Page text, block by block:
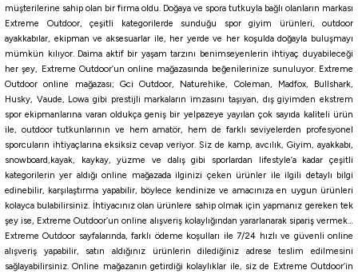
müşterilerine sahip olan bir firma oldu. Doğaya ve spora tutkuyla bağlı olanların markası
Extreme Outdoor, çeşitli kategorilerde sunduğu spor giyim ürünleri, outdoor
ayakkabılar, ekipman ve aksesuarlar ile, her yerde ve her koşulda doğayla buluşmayı
mümkün kılıyor. Daima aktif bir yaşam tarzını benimseyenlerin ihtiyaç duyabileceği
her şey, Extreme Outdoor’un online mağazasında beğenilerinize sunuluyor. Extreme
Outdoor online mağazası; Gci Outdoor, Naturehike, Coleman, Madfox, Bullshark,
Husky, Vaude, Lowa gibi prestijli markaların imzasını taşıyan, dış giyimden ekstrem
spor ekipmanlarına varan oldukça geniş bir yelpazeye yayılan çok sayıda kaliteli ürün
ile, outdoor tutkunlarının ve hem amatör, hem de farklı seviyelerden profesyonel
sporcuların ihtiyaçlarına eksiksiz cevap veriyor. Siz de kamp, avcılık, Giyim, ayakkabı,
snowboard,kayak, kaykay, yüzme ve dalış gibi sporlardan lifestyle’a kadar çeşitli
kategorilerin yer aldığı online mağazada ilginizi çeken ürünler ile ilgili detaylı bilgi
edinebilir, karşılaştırma yapabilir, böylece kendinize ve amacınıza en uygun ürünleri
kolayca bulabilirsiniz. İhtiyacınız olan ürünlere sahip olmak için yapmanız gereken tek
şey ise, Extreme Outdoor’un online alışveriş kolaylığından yararlanarak sipariş vermek…
Extreme Outdoor sayfalarında, farklı ödeme koşulları ile 7/24 hızlı ve güvenli online
alışveriş yapabilir, satın aldığınız ürünlerin dilediğiniz adrese teslim edilmesini
sağlayabilirsiniz. Online mağazanın getirdiği kolaylıklar ile, siz de Extreme Outdoor’in